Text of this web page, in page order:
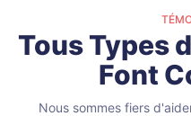
Tous Types
Font
Nous sommes fiers